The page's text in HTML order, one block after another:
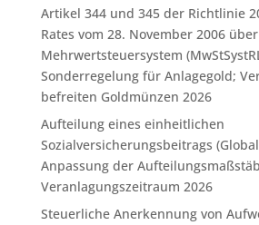
Artikel 344 und 345 der Richtlinie
Rates vom 28. November 2006
Mehrwertsteuersystem
Sonderregelung für Anlagegold;
befreiten Goldmünzen 2026
Aufteilung eines einheitlichen
Sozialversicherungsbeitrags
Anpassung der
Veranlagungszeitraum 2026
Steuerliche Anerkennung von